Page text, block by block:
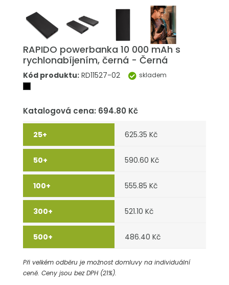
RAPIDO powerbanka 10 000 mAh s
rychlonabíjením, černá - Černá
Kód produktu: RD11527-02 skladem
Katalogová cena: 694.80 Kč
625.35 Kč
590.60 Kč
555.85 Kč
521.10 Kč
486.40 Kč
Při velkém odběru je možnost domluvy na individuální
ceně. Ceny jsou bez DPH (21%).